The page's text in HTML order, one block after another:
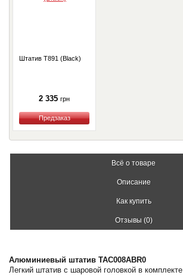
Штатив T891 (Black)
2 335 грн
Купить
Всё о товаре
Описание
Как купить
Отзывы (0)
Алюминиевый штатив TAC008ABR0
Легкий штатив с шаровой головкой в комплекте